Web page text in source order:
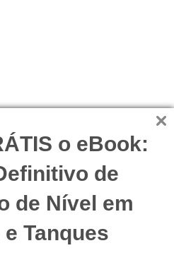
o eBook:
de
de Nível em
Tanques